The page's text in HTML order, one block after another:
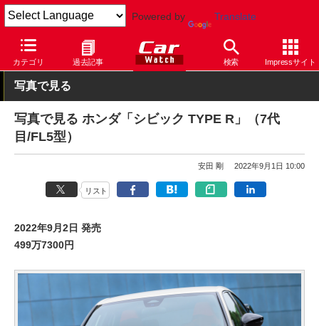
Powered by Translate
カテゴリ 過去記事 検索 Impressサイト
Car Watch 自動車 ホンダ CIVIC TYPE R
写真で見る
写真で見る ホンダ「シビック TYPE R」（7代
目/FL5型）
安田 剛 2022年9月1日 10:00
リスト
2022年9月2日 発売
499万7300円